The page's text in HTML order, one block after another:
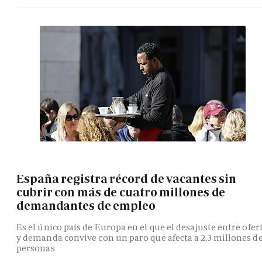
España registra récord de vacantes sin
cubrir con más de cuatro millones de
demandantes de empleo
Es el único país de Europa en el que el desajuste entre
y demanda convive con un paro que afecta a 2,3 millones
personas